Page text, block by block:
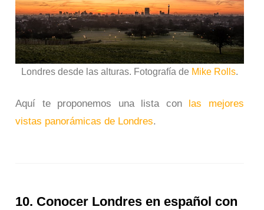
Londres desde las alturas. Fotografía de Mike Rolls.
Aquí te proponemos una lista con las mejores
vistas panorámicas de Londres.
10. Conocer Londres en español con